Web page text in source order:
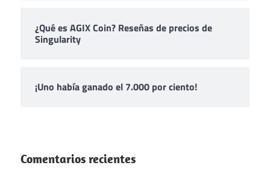
¿Qué es AGIX Coin? Reseñas de precios de
Singularity
¡Uno había ganado el 7.000 por ciento!
Comentarios recientes